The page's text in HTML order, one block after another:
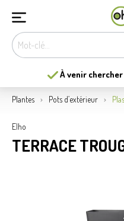
À venir
Plantes Pots d’extérieur
Elho
TERRACE